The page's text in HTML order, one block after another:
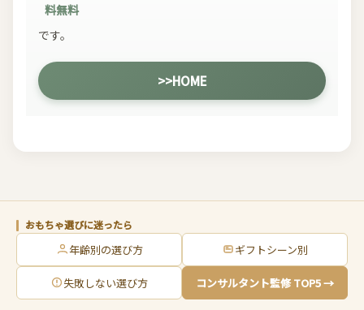
料無料
です。
>>HOME
おもちゃ選びに迷ったら
年齢別の選び方 ギフトシーン別
失敗しない選び方 コンサルタント監修 TOP5 →